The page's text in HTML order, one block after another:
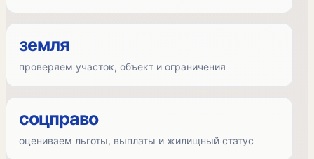
земля
проверяем участок, объект и ограничения
соцправо
оцениваем льготы, выплаты и жилищный статус